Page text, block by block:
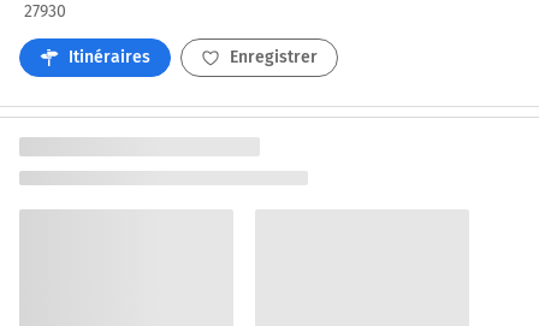
27930
Itinéraires Enregistrer